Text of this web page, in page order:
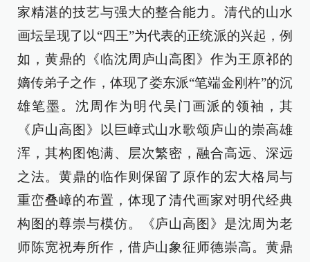
家精湛的技艺与强大的整合能力。清代的山水
画坛呈现了以“四王”为代表的正统派的兴起，例
如，黄鼎的《临沈周庐山高图》作为王原祁的
嫡传弟子之作，体现了娄东派“笔端金刚杵”的沉
雄笔墨。沈周作为明代吴门画派的领袖，其
《庐山高图》以巨嶂式山水歌颂庐山的崇高雄
浑，其构图饱满、层次繁密，融合高远、深远
之法。黄鼎的临作则保留了原作的宏大格局与
重峦叠嶂的布置，体现了清代画家对明代经典
构图的尊崇与模仿。《庐山高图》是沈周为老
师陈宽祝寿所作，借庐山象征师德崇高。黄鼎